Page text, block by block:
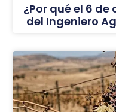
¿Por qué el 6
del Ingeniero